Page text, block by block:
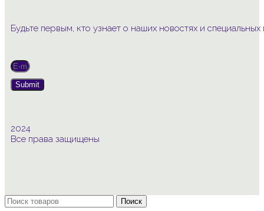
Будьте первым, кто узнает о наших новостях и
Submit
2024
Все права защищены
Поиск